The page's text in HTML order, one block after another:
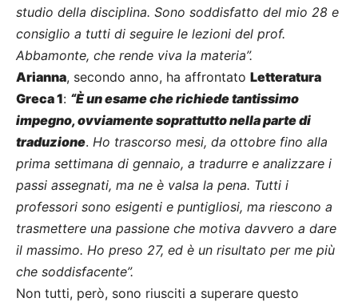
studio della disciplina. Sono soddisfatto del mio 28 e
consiglio a tutti di seguire le lezioni del prof.
Abbamonte, che rende viva la materia”.
Arianna, secondo anno, ha affrontato Letteratura
Greca 1: “È un esame che richiede tantissimo
impegno, ovviamente soprattutto nella parte di
traduzione. Ho trascorso mesi, da ottobre fino alla
prima settimana di gennaio, a tradurre e analizzare i
passi assegnati, ma ne è valsa la pena. Tutti i
professori sono esigenti e puntigliosi, ma riescono a
trasmettere una passione che motiva davvero a dare
il massimo. Ho preso 27, ed è un risultato per me più
che soddisfacente”.
Non tutti, però, sono riusciti a superare questo